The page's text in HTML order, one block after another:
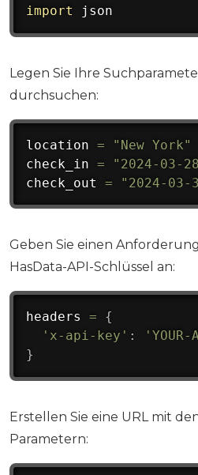
import json
Legen Sie Ihre
durchsuchen:
location =
"New York"
check_in =
"2024-03-
check_out = "2024-03-
Geben Sie einen
HasData-API-Schlüssel an:
headers =
{
'x-api-key' :
'YOUR-
}
Erstellen Sie eine URL mit
Parametern: